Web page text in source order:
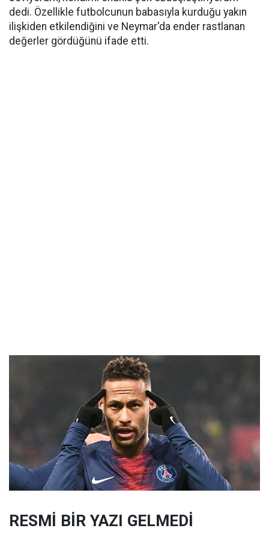
dedi. Özellikle futbolcunun babasıyla kurduğu yakın
ilişkiden etkilendiğini ve Neymar'da ender rastlanan
değerler gördüğünü ifade etti.
RESMİ BİR YAZI GELMEDİ